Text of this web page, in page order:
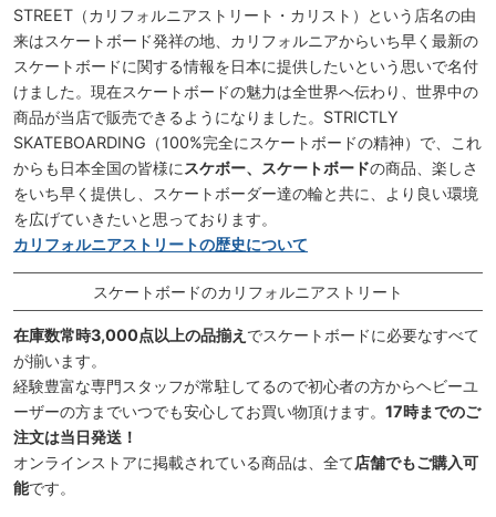
STREET（カリフォルニアストリート・カリスト）という店名の由
来はスケートボード発祥の地、カリフォルニアからいち早く最新の
スケートボードに関する情報を日本に提供したいという思いで名付
けました。現在スケートボードの魅力は全世界へ伝わり、世界中の
商品が当店で販売できるようになりました。STRICTLY
SKATEBOARDING（100%完全にスケートボードの精神）で、これ
からも日本全国の皆様に スケボー、スケートボードの商品、楽しさ
をいち早く提供し、スケートボーダー達の輪と共に、より良い環境
を広げていきたいと思っております。
カリフォルニアストリートの歴史について
スケートボードのカリフォルニアストリート
在庫数常時3,000点以上の品揃え でスケートボードに必要なすべて
が揃います。
経験豊富な専門スタッフが常駐してるので初心者の方からヘビーユ
ーザーの方までいつでも安心してお買い物頂けます。 17時までのご
注文は当日発送！
オンラインストアに掲載されている商品は、全て店舗でもご購入可
能です。